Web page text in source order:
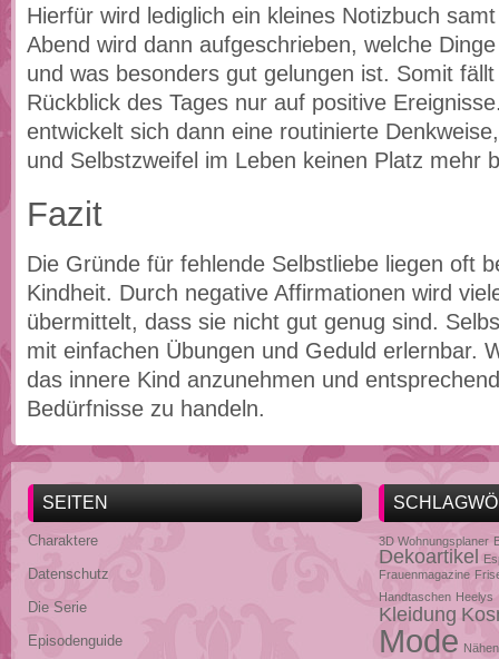
Hierfür wird lediglich ein kleines Notizbuch
Abend wird dann aufgeschrieben, welche
und was besonders gut gelungen ist. Somit
Rückblick des Tages nur auf positive
entwickelt sich dann eine routinierte
und Selbstzweifel im Leben keinen Platz mehr
Fazit
Die Gründe für fehlende Selbstliebe liegen oft
Kindheit. Durch negative Affirmationen wird
übermittelt, dass sie nicht gut genug sind.
mit einfachen Übungen und Geduld erlernbar.
das innere Kind anzunehmen und
Bedürfnisse zu handeln.
SEITEN
Charaktere
Datenschutz
Die Serie
Episodenguide
3D Wohnungsplaner
Dekoartikel
Frauenmagazine
Handtaschen Heelys
Kleidung
Mode Nähen